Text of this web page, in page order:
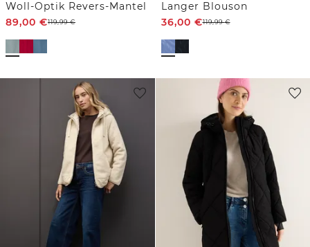
Woll-Optik Revers-Mantel
89,00 €119,99€
Langer Blouson
36,00 €119,99€